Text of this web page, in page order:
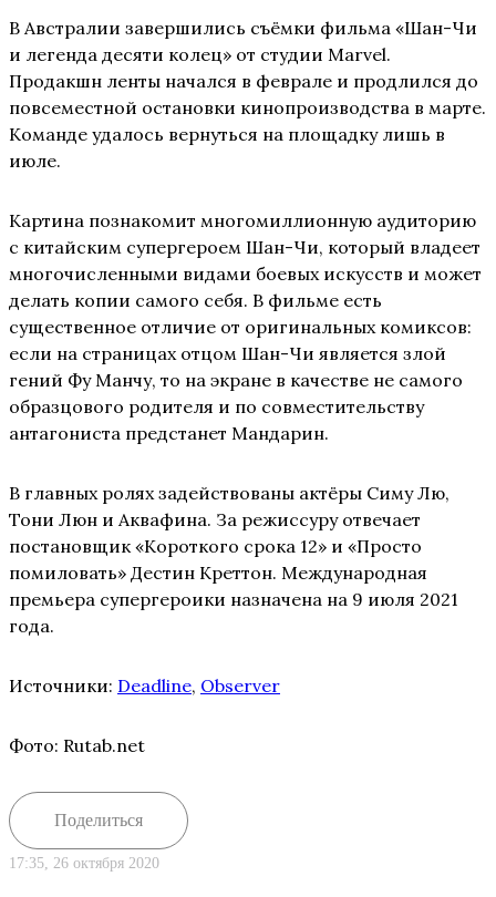
В Австралии завершились съёмки фильма «Шан-Чи
и легенда десяти колец» от студии Marvel.
Продакшн ленты начался в феврале и продлился до
повсеместной остановки кинопроизводства в марте.
Команде удалось вернуться на площадку лишь в
июле.
Картина познакомит многомиллионную аудиторию
с китайским супергероем Шан-Чи, который владеет
многочисленными видами боевых искусств и может
делать копии самого себя. В фильме есть
существенное отличие от оригинальных комиксов:
если на страницах отцом Шан-Чи является злой
гений Фу Манчу, то на экране в качестве не самого
образцового родителя и по совместительству
антагониста предстанет Мандарин.
В главных ролях задействованы актёры Симу Лю,
Тони Люн и Аквафина. За режиссуру отвечает
постановщик «Короткого срока 12» и «Просто
помиловать» Дестин Креттон. Международная
премьера супергероики назначена на 9 июля 2021
года.
Источники: Deadline, Observer
Фото: Rutab.net
Поделиться
17:35, 26 октября 2020